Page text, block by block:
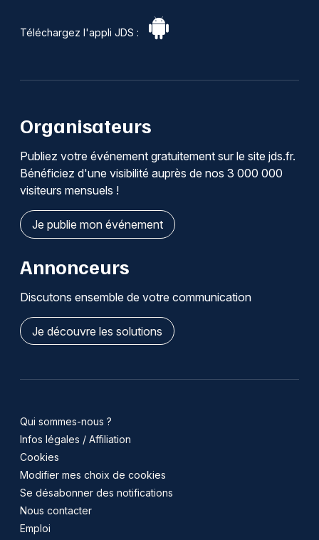
Téléchargez l'appli JDS :
Organisateurs
Publiez votre événement gratuitement sur le site jds.fr.
Bénéficiez d'une visibilité auprès de nos 3 000 000
visiteurs mensuels !
Je publie mon événement
Annonceurs
Discutons ensemble de votre communication
Je découvre les solutions
Qui sommes-nous ?
Infos légales / Affiliation
Cookies
Modifier mes choix de cookies
Se désabonner des notifications
Nous contacter
Emploi